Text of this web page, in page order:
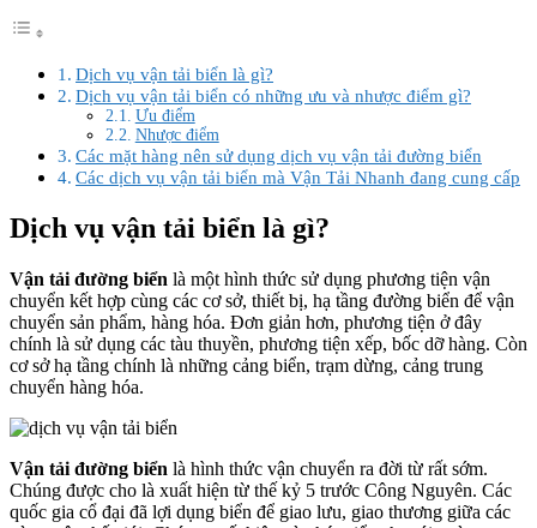
Dịch vụ vận tải biển là gì?
Dịch vụ vận tải biển có những ưu và nhược điểm gì?
Ưu điểm
Nhược điểm
Các mặt hàng nên sử dụng dịch vụ vận tải đường biển
Các dịch vụ vận tải biển mà Vận Tải Nhanh đang cung cấp
Dịch vụ vận tải biển là gì?
Vận tải đường biển là một hình thức sử dụng phương tiện vận
chuyển kết hợp cùng các cơ sở, thiết bị, hạ tầng đường biển để vận
chuyển sản phẩm, hàng hóa. Đơn giản hơn, phương tiện ở đây
chính là sử dụng các tàu thuyền, phương tiện xếp, bốc dỡ hàng. Còn
cơ sở hạ tầng chính là những cảng biển, trạm dừng, cảng trung
chuyển hàng hóa.
Vận tải đường biển là hình thức vận chuyển ra đời từ rất sớm.
Chúng được cho là xuất hiện từ thế kỷ 5 trước Công Nguyên. Các
quốc gia cổ đại đã lợi dụng biển để giao lưu, giao thương giữa các